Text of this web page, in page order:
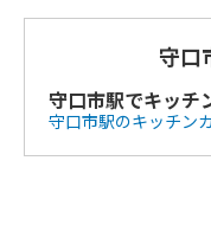
守口
守口市駅でキッチ
守口市駅のキッチン